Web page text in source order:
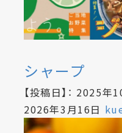
シャープ
【投稿日】： 2025年
2026年3月16日